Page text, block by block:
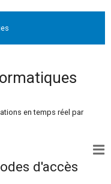
en temps réel par
d'accès